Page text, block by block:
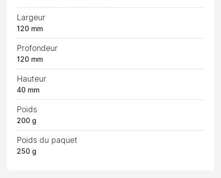
Largeur
120 mm
Profondeur
120 mm
Hauteur
40 mm
Poids
200 g
Poids du paquet
250 g